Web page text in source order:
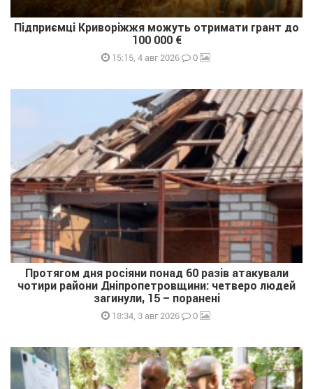
Підприємці Криворіжжя можуть отримати грант до
100 000 €
15:15, 4 авг 2026 0
Протягом дня росіяни понад 60 разів атакували
чотири райони Дніпропетровщини: четверо людей
загинули, 15 – поранені
18:34, 3 авг 2026 0